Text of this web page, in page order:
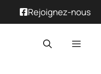
Rejoignez-nous